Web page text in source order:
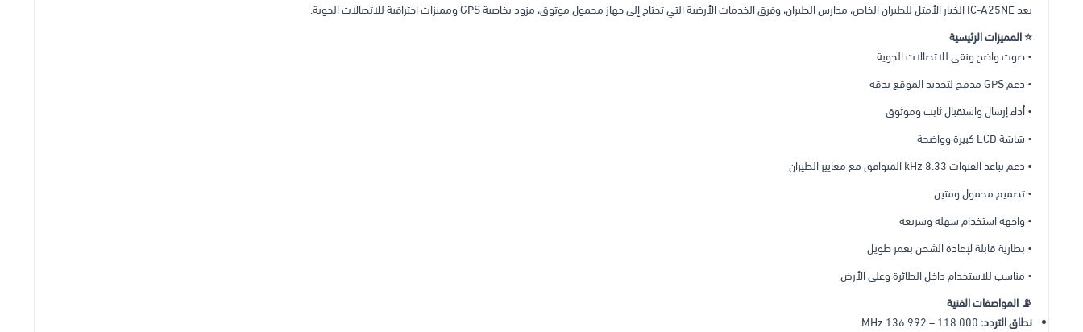
يعد IC-A25NE الخيار الأمثل للطيران الخاص، مدارس الطيران، وفرق الخدمات الأرضية التي تحتاج إلى جهاز محمول موثوق، مزود بخاصية GPS ومميزات احترافية للاتصالات الجوية.
⭐ المميزات الرئيسية
• صوت واضح ونقي للاتصالات الجوية
• دعم GPS مدمج لتحديد الموقع بدقة
• أداء إرسال واستقبال ثابت وموثوق
• شاشة LCD كبيرة وواضحة
• دعم تباعد القنوات 8.33 kHz المتوافق مع معايير الطيران
• تصميم محمول ومتين
• واجهة استخدام سهلة وسريعة
• بطارية قابلة لإعادة الشحن بعمر طويل
• مناسب للاستخدام داخل الطائرة وعلى الأرض
📡 المواصفات الفنية
نطاق التردد: